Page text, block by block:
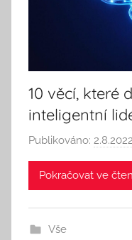
10 věcí, které
inteligentní
Publikováno: 2.8.2022
Pokračovat ve
Vše